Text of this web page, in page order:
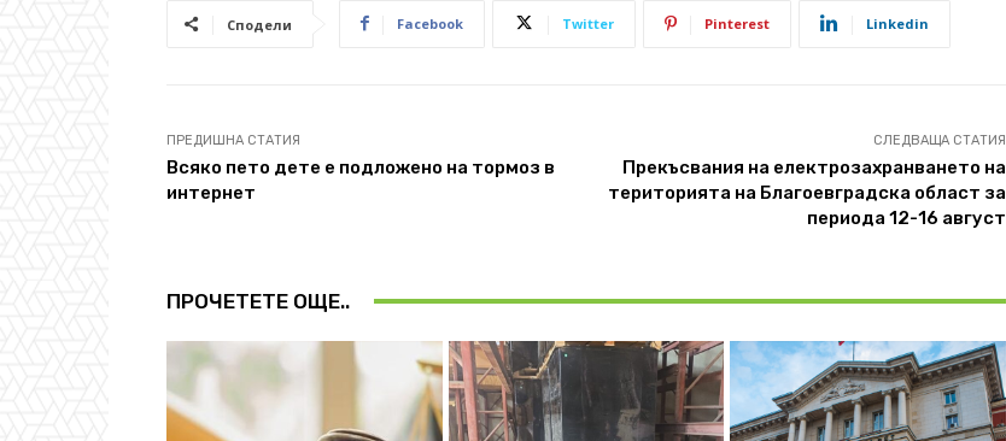
Сподели Facebook Twitter Pinterest Linkedin
ПРЕДИШНА СТАТИЯ
Всяко пето дете е подложено на тормоз в
интернет
СЛЕДВАЩА СТАТИЯ
Прекъсвания на електрозахранването на
територията на Благоевградска област за
периода 12-16 август
ПРОЧЕТЕТЕ ОЩЕ..